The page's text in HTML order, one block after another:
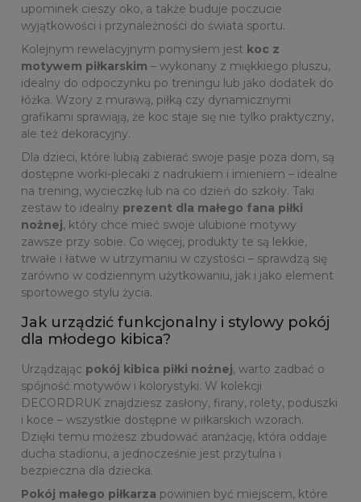
upominek cieszy oko, a także buduje poczucie
wyjątkowości i przynależności do świata sportu.
Kolejnym rewelacyjnym pomysłem jest koc z
motywem piłkarskim – wykonany z miękkiego pluszu,
idealny do odpoczynku po treningu lub jako dodatek do
łóżka. Wzory z murawą, piłką czy dynamicznymi
grafikami sprawiają, że koc staje się nie tylko praktyczny,
ale też dekoracyjny.
Dla dzieci, które lubią zabierać swoje pasje poza dom, są
dostępne worki-plecaki z nadrukiem i imieniem – idealne
na trening, wycieczkę lub na co dzień do szkoły. Taki
zestaw to idealny prezent dla małego fana piłki
nożnej, który chce mieć swoje ulubione motywy
zawsze przy sobie. Co więcej, produkty te są lekkie,
trwałe i łatwe w utrzymaniu w czystości – sprawdzą się
zarówno w codziennym użytkowaniu, jak i jako element
sportowego stylu życia.
Jak urządzić funkcjonalny i stylowy pokój
dla młodego kibica?
Urządzając pokój kibica piłki nożnej, warto zadbać o
spójność motywów i kolorystyki. W kolekcji
DECORDRUK znajdziesz zasłony, firany, rolety, poduszki
i koce – wszystkie dostępne w piłkarskich wzorach.
Dzięki temu możesz zbudować aranżację, która oddaje
ducha stadionu, a jednocześnie jest przytulna i
bezpieczna dla dziecka.
Pokój małego piłkarza powinien być miejscem, które